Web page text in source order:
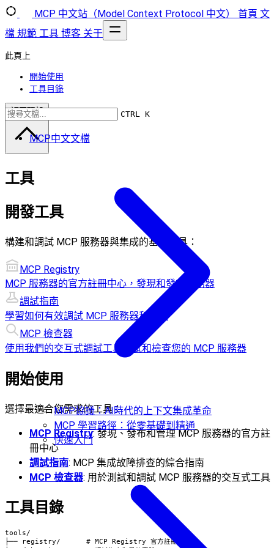
MCP 中文站（Model Context Protocol 中文） 首頁 文
檔 規範 工具 博客 关于
CTRL K
MCP中文文檔
MCP協議：AI時代的上下文集成革命
MCP 學習路徑：從零基礎到精通
快速入門
此頁上
開始使用
工具目錄
返回頂部
工具
開發工具
構建和調試 MCP 服務器與集成的基本工具：
MCP Registry
MCP 服務器的官方註冊中心，發現和發布服務器
調試指南
學習如何有效調試 MCP 服務器和集成
MCP 檢查器
使用我們的交互式調試工具測試和檢查您的 MCP 服務器
開始使用
選擇最適合您需求的工具：
MCP Registry: 發現、發布和管理 MCP 服務器的官方註
冊中心
調試指南: MCP 集成故障排查的綜合指南
MCP 檢查器: 用於測試和調試 MCP 服務器的交互式工具
工具目錄
tools/
├── registry/      # MCP Registry 官方註冊中心